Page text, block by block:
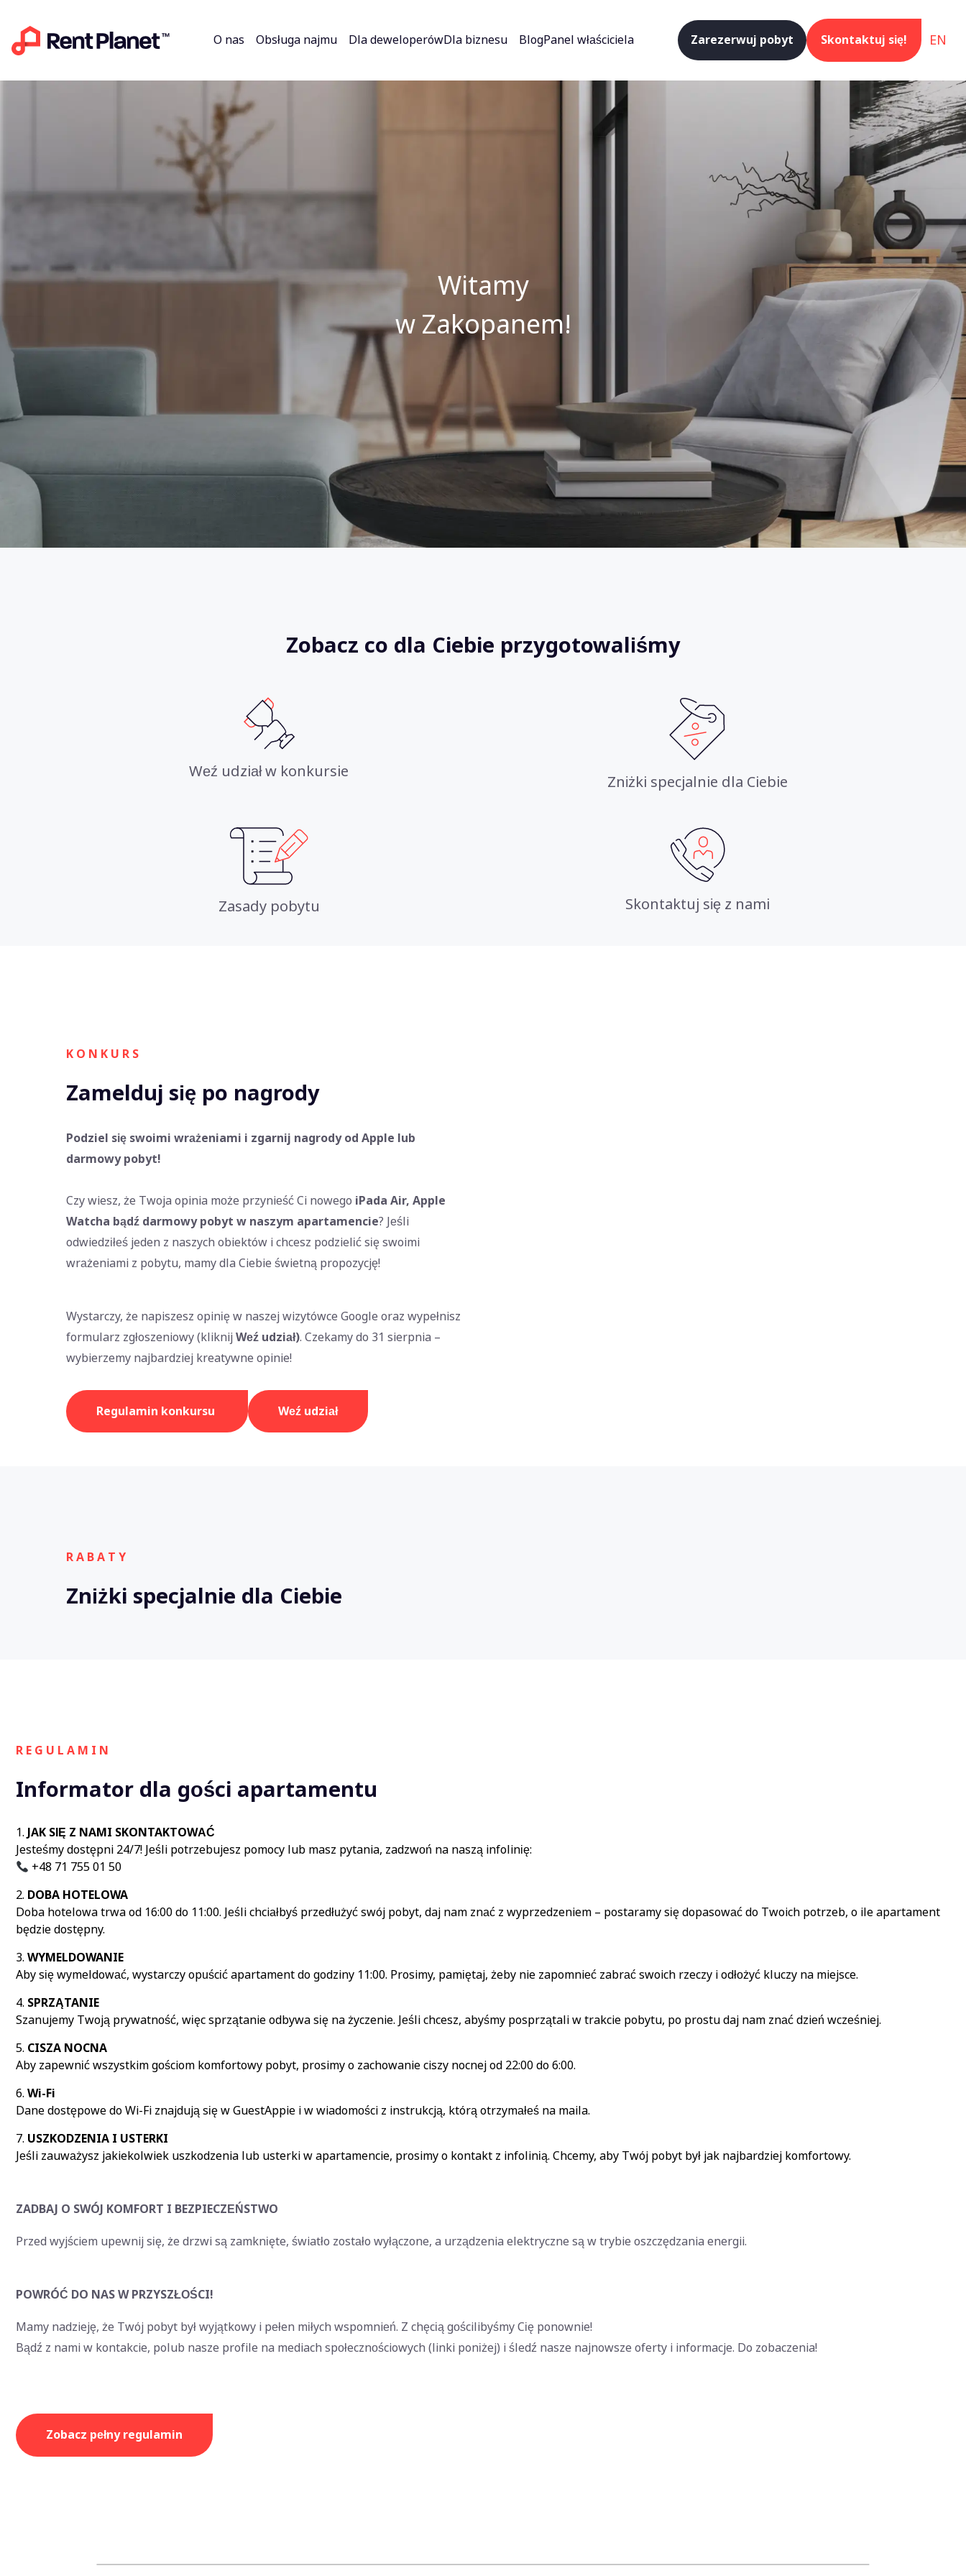
O nas Obsługa najmu Dla deweloperówDla biznesu BlogPanel właściciela Zarezerwuj pobyt Skontaktuj się! EN
Witamy
w Zakopanem!
Zobacz co dla Ciebie przygotowaliśmy
Weź udział w konkursie
Zniżki specjalnie dla Ciebie
Zasady pobytu Skontaktuj się z nami
K O N K U R S
Zamelduj się po nagrody
Podziel się swoimi wrażeniami i zgarnij nagrody od Apple lub
darmowy pobyt!
Czy wiesz, że Twoja opinia może przynieść Ci nowego iPada Air, Apple
Watcha bądź darmowy pobyt w naszym apartamencie? Jeśli
odwiedziłeś jeden z naszych obiektów i chcesz podzielić się swoimi
wrażeniami z pobytu, mamy dla Ciebie świetną propozycję!
Wystarczy, że napiszesz opinię w naszej wizytówce Google oraz wypełnisz
formularz zgłoszeniowy (kliknijWeź udział). Czekamy do 31 sierpnia –
wybierzemy najbardziej kreatywne opinie!
Regulamin konkursu Weź udział
R A B A T Y
Zniżki specjalnie dla Ciebie
R E G U L A M I N
Informator dla gości apartamentu
JAK SIĘ Z NAMI SKONTAKTOWAĆ
Jesteśmy dostępni 24/7! Jeśli potrzebujesz pomocy lub masz pytania, zadzwoń na naszą infolinię:
+48 71 755 01 50
DOBA HOTELOWA
Doba hotelowa trwa od 16:00 do 11:00. Jeśli chciałbyś przedłużyć swój pobyt, daj nam znać z wyprzedzeniem – postaramy się dopasować do Twoich potrzeb, o ile apartament
będzie dostępny.
WYMELDOWANIE
Aby się wymeldować, wystarczy opuścić apartament do godziny 11:00. Prosimy, pamiętaj, żeby nie zapomnieć zabrać swoich rzeczy i odłożyć kluczy na miejsce.
SPRZĄTANIE
Szanujemy Twoją prywatność, więc sprzątanie odbywa się na życzenie. Jeśli chcesz, abyśmy posprzątali w trakcie pobytu, po prostu daj nam znać dzień wcześniej.
CISZA NOCNA
Aby zapewnić wszystkim gościom komfortowy pobyt, prosimy o zachowanie ciszy nocnej od 22:00 do 6:00.
Wi-Fi
Dane dostępowe do Wi-Fi znajdują się w GuestAppie i w wiadomości z instrukcją, którą otrzymałeś na maila.
USZKODZENIA I USTERKI
Jeśli zauważysz jakiekolwiek uszkodzenia lub usterki w apartamencie, prosimy o kontakt z infolinią. Chcemy, aby Twój pobyt był jak najbardziej komfortowy.
ZADBAJ O SWÓJ KOMFORT I BEZPIECZEŃSTWO
Przed wyjściem upewnij się, że drzwi są zamknięte, światło zostało wyłączone, a urządzenia elektryczne są w trybie oszczędzania energii.
POWRÓĆ DO NAS W PRZYSZŁOŚCI!
Mamy nadzieję, że Twój pobyt był wyjątkowy i pełen miłych wspomnień. Z chęcią gościlibyśmy Cię ponownie!
Bądź z nami w kontakcie, polub nasze profile na mediach społecznościowych (linki poniżej) i śledź nasze najnowsze oferty i informacje. Do zobaczenia!
Zobacz pełny regulamin